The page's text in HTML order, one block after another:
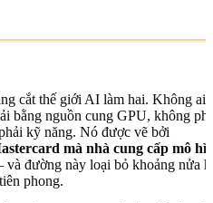
cắt thế giới AI làm hai. Không ai
bằng nguồn cung GPU, không
kỹ năng. Nó được vẽ bởi
mà nhà cung cấp mô
đường này loại bỏ khoảng nửa
phong.